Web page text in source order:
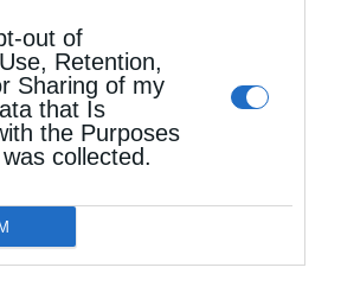
out of
Retention,
Sharing of my
that Is
the Purposes
collected.
από τον Αρχιεπίσκοπο
Επισκοπή Χώρας
«Ο Χριστός μάς έδειξε το
λαμπρότητα εορτάστηκε στον